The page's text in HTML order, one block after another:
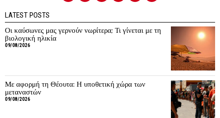
LATEST POSTS
Οι καύσωνες μας γερνούν νωρίτερα; Τι γίνεται με τη
βιολογική ηλικία
09/08/2026
Με αφορμή τη Θέουτα: Η υποθετική χώρα των
μεταναστών
09/08/2026